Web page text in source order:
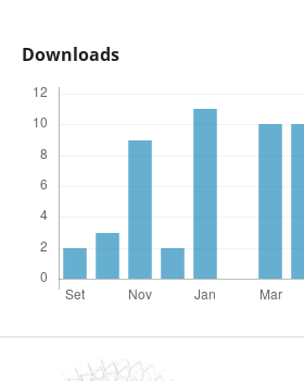
Downloads